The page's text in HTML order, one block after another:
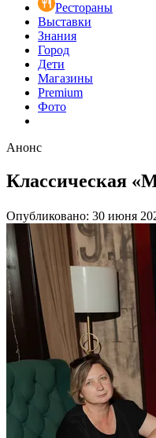
Рестораны
Выставки
Знания
Город
Дети
Магазины
Premium
Фото
Анонс
Классическая
Опубликовано: 30 июня